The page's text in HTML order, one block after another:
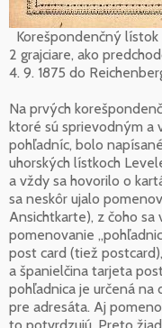
Korešpondenčný
2 grajciare, ako
4. 9. 1875 do
Na prvých
ktoré sú sprievodným a
pohľadníc, bolo
uhorských lístkoch
a vždy sa hovorilo o
sa neskôr ujalo
Ansichtkarte), z čoho sa
pomenovanie
post card (tiež
a španielčina tarjeta
pohľadnica je určená
pre adresáta. Aj